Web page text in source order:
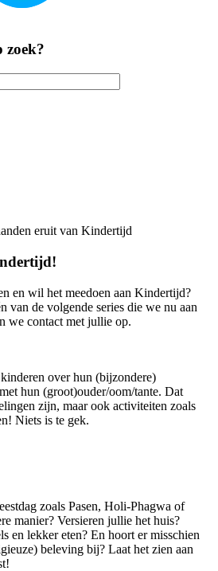
zoek?
en wil het meedoen aan Kindertijd?
van de volgende series die we nu aan
we contact met jullie op.
over hun (bijzondere)
hun (groot)ouder/oom/tante. Dat
zijn, maar ook activiteiten zoals
Niets is te gek.
zoals Pasen, Holi-Phagwa of
manier? Versieren jullie het huis?
en lekker eten? En hoort er misschien
beleving bij? Laat het zien aan